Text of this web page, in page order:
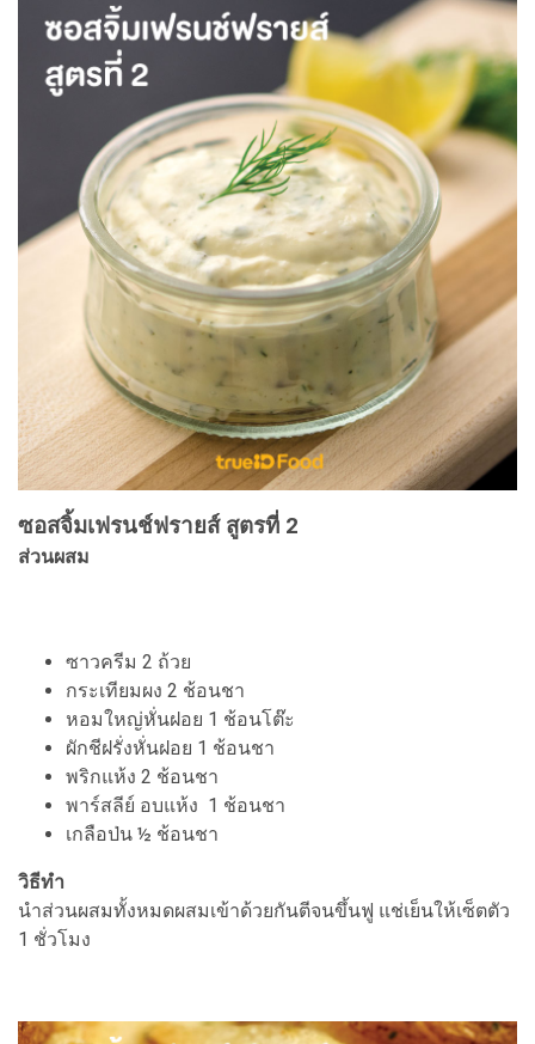
ซอสจิ้มเฟรนช์ฟรายส์ สูตรที่ 2
ส่วนผสม
ซาวครีม 2 ถ้วย
กระเทียมผง 2 ช้อนชา
หอมใหญ่หั่นฝอย 1 ช้อนโต๊ะ
ผักชีฝรั่งหั่นฝอย 1 ช้อนชา
พริกแห้ง 2 ช้อนชา
พาร์สลีย์ อบแห้ง 1 ช้อนชา
เกลือป่น ½ ช้อนชา
วิธีทำ
นำส่วนผสมทั้งหมดผสมเข้าด้วยกันตีจนขึ้นฟู แช่เย็นให้เซ็ตตัว
1 ชั่วโมง